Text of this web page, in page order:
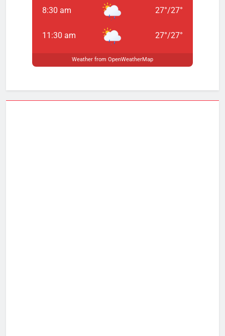
8:30 am 27°/27°
11:30 am 27°/27°
Weather from OpenWeatherMap